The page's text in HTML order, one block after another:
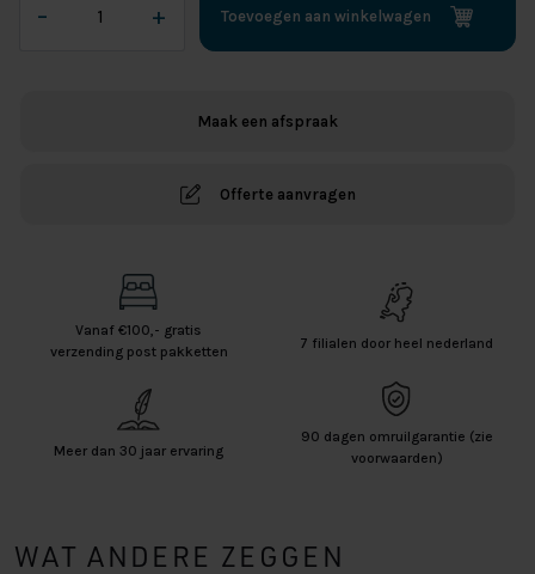
–
Steel
+ Toevoegen aan winkelwagen
Maak een afspraak
Offerte aanvragen
Vanaf €100,- gratis
verzending post pakketten
7 filialen door heel nederland
Meer dan 30 jaar ervaring
90 dagen omruilgarantie (zie
voorwaarden)
WAT ANDERE ZEGGEN